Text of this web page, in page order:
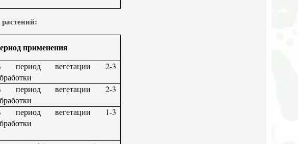
применения
период вегетации 2-3
период вегетации 2-3
период вегетации 1-3